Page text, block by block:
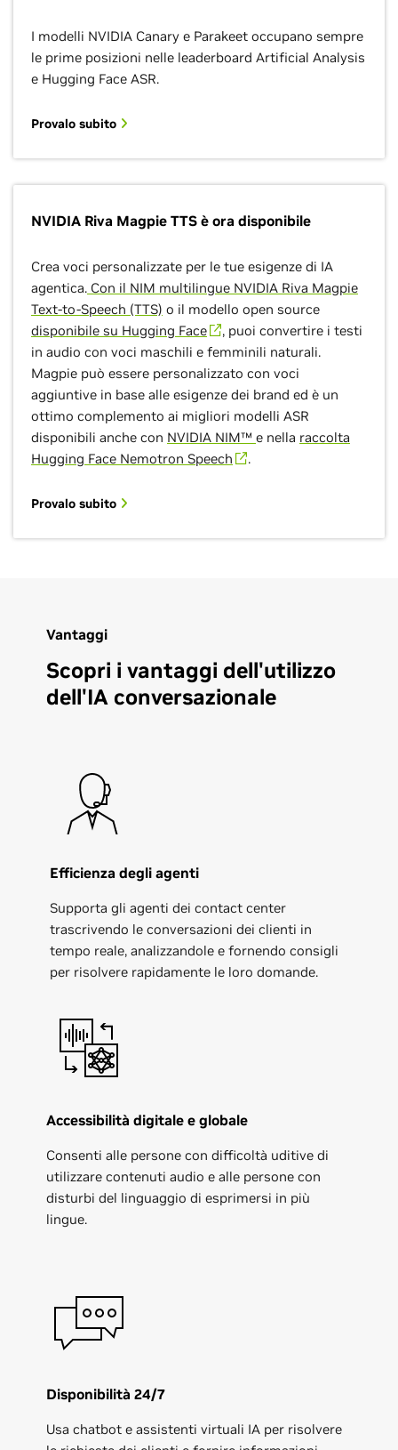
I modelli NVIDIA Canary e Parakeet occupano sempre
le prime posizioni nelle leaderboard Artificial Analysis
e Hugging Face ASR.
Provalo subito
NVIDIA Riva Magpie TTS è ora disponibile
Crea voci personalizzate per le tue esigenze di IA
agentica. Con il NIM multilingue NVIDIA Riva Magpie
Text-to-Speech (TTS) o il modello open source
disponibile su Hugging Face
, puoi convertire i testi
in audio con voci maschili e femminili naturali.
Magpie può essere personalizzato con voci
aggiuntive in base alle esigenze dei brand ed è un
ottimo complemento ai migliori modelli ASR
disponibili anche con NVIDIA NIM™ e nella raccolta
Hugging Face Nemotron Speech
.
Provalo subito
Vantaggi
Scopri i vantaggi dell'utilizzo
dell'IA conversazionale
Efficienza degli agenti
Supporta gli agenti dei contact center
trascrivendo le conversazioni dei clienti in
tempo reale, analizzandole e fornendo consigli
per risolvere rapidamente le loro domande.
Accessibilità digitale e globale
Consenti alle persone con difficoltà uditive di
utilizzare contenuti audio e alle persone con
disturbi del linguaggio di esprimersi in più
lingue.
Disponibilità 24/7
Usa chatbot e assistenti virtuali IA per risolvere